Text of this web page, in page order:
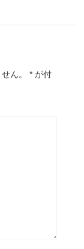
ん。 * が付